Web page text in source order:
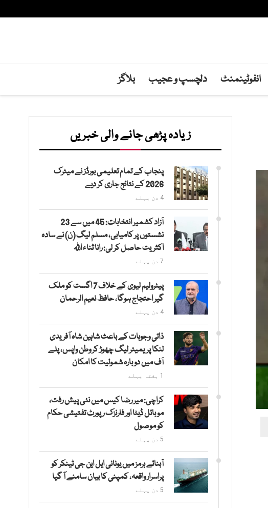
انفوٹینمنٹ دلچسپ و عجیب بلاگز
زیادہ پڑھی جانے والی خبریں
پنجاب کے تمام تعلیمی بورڈز نے میٹرک
2026 کے نتائج جاری کر دیے
4 دن پہلے
آزاد کشمیر انتخابات: 45 میں سے 23
نشستوں پر کامیابی، مسلم لیگ (ن) نے سادہ
اکثریت حاصل کر لی: رانا ثناء اللہ
7 دن پہلے
پیٹرولیم لیوی کے خلاف 7 اگست کو ملک
گیر احتجاج ہوگا، حافظ نعیم الرحمان
4 دن پہلے
ذاتی وجوہات کے باعث شاہین شاہ آفریدی
لنکا پریمیئر لیگ چھوڑ کر وطن واپس، پلے
آف میں دوبارہ شمولیت کا امکان
1 ہفتہ پہلے
کراچی: میر رضا کیس میں نئی پیش رفت،
موبائل ڈیٹا اور فارنزک رپورٹ تفتیشی حکام
کو موصول
5 دن پہلے
آبنائے ہرمز میں یونانی ایل این جی ٹینکر کو
پراسرار واقعہ، کمپنی کا بیان سامنے آ گیا
5 دن پہلے